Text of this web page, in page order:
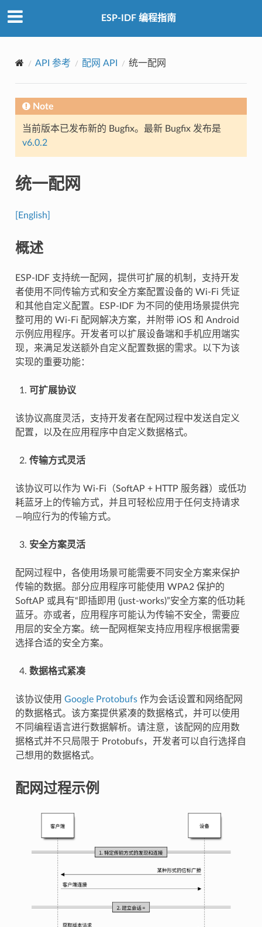
ESP-IDF 编程指南
API 参考 配网 API 统一配网
Note
当前版本已发布新的 Bugfix。最新 Bugfix 发布是
v6.0.2
统一配网
[English]
概述
ESP-IDF 支持统一配网，提供可扩展的机制，支持开发
者使用不同传输方式和安全方案配置设备的 Wi-Fi 凭证
和其他自定义配置。ESP-IDF 为不同的使用场景提供完
整可用的 Wi-Fi 配网解决方案，并附带 iOS 和 Android
示例应用程序。开发者可以扩展设备端和手机应用端实
现，来满足发送额外自定义配置数据的需求。以下为该
实现的重要功能：
可扩展协议
该协议高度灵活，支持开发者在配网过程中发送自定义
配置，以及在应用程序中自定义数据格式。
传输方式灵活
该协议可以作为 Wi-Fi（SoftAP + HTTP 服务器）或低功
耗蓝牙上的传输方式，并且可轻松应用于任何支持请求
—响应行为的传输方式。
安全方案灵活
配网过程中，各使用场景可能需要不同安全方案来保护
传输的数据。部分应用程序可能使用 WPA2 保护的
SoftAP 或具有“即插即用 (just-works)”安全方案的低功耗
蓝牙。亦或者，应用程序可能认为传输不安全，需要应
用层的安全方案。统一配网框架支持应用程序根据需要
选择合适的安全方案。
数据格式紧凑
该协议使用 Google Protobufs作为会话设置和网络配网
的数据格式。该方案提供紧凑的数据格式，并可以使用
不同编程语言进行数据解析。请注意，该配网的应用数
据格式并不只局限于 Protobufs，开发者可以自行选择自
己想用的数据格式。
配网过程示例